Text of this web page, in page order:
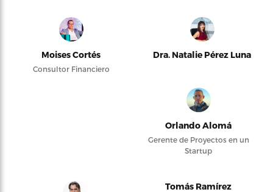
Moises Cortés
Consultor Financiero
Dra. Natalie Pérez Luna
Orlando Alomá
Gerente de Proyectos en un
Startup
Tomás Ramírez